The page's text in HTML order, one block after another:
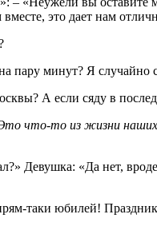
это дает нам
минут? Я случайно
А если сяду в
что-то из жизни наших
Девушка: «Да нет,
таки юбилей!